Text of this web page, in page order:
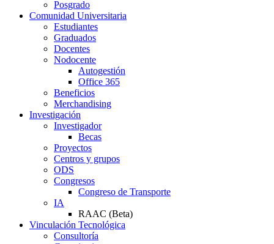
Posgrado
Comunidad Universitaria
Estudiantes
Graduados
Docentes
Nodocente
Autogestión
Office 365
Beneficios
Merchandising
Investigación
Investigador
Becas
Proyectos
Centros y grupos
ODS
Congresos
Congreso de Transporte
IA
RAAC (Beta)
Vinculación Tecnológica
Consultoría